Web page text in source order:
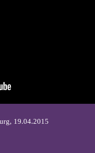
19.04.2015